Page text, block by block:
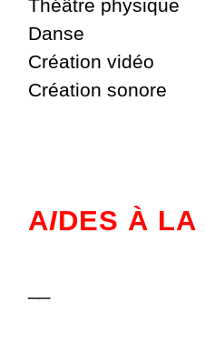
Théâtre physique
Danse
Création vidéo
Création sonore
AIDES À LA